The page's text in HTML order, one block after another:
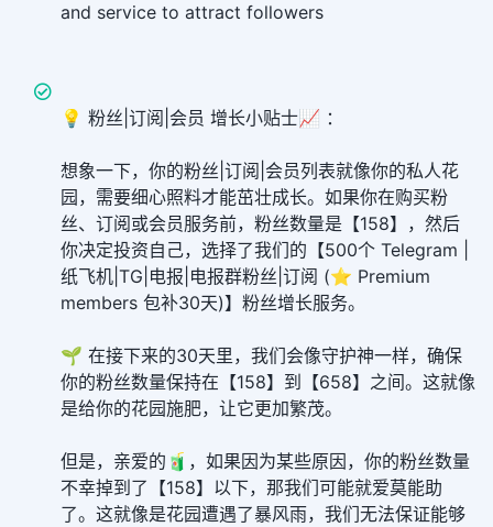
and service to attract followers
💡 粉丝|订阅|会员 增长小贴士📈 ：
想象一下，你的粉丝|订阅|会员列表就像你的私人花
园，需要细心照料才能茁壮成长。如果你在购买粉
丝、订阅或会员服务前，粉丝数量是【158】，然后
你决定投资自己，选择了我们的【500个 Telegram |
纸飞机|TG|电报|电报群粉丝|订阅 (⭐ Premium
members 包补30天)】粉丝增长服务。
🌱 在接下来的30天里，我们会像守护神一样，确保
你的粉丝数量保持在【158】到【658】之间。这就像
是给你的花园施肥，让它更加繁茂。
但是，亲爱的🧃，如果因为某些原因，你的粉丝数量
不幸掉到了【158】以下，那我们可能就爱莫能助
了。这就像是花园遭遇了暴风雨，我们无法保证能够